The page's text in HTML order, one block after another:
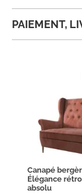
PAIEMENT,
Canapé
Élégance
absolu